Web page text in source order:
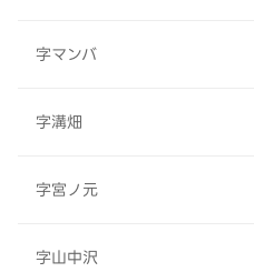
字マンバ
字溝畑
字宮ノ元
字山中沢